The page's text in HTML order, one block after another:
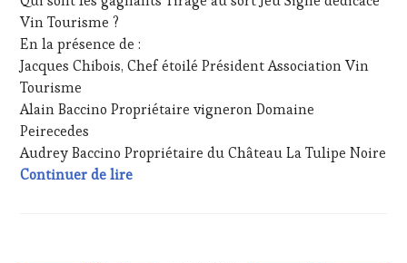
TOURISM
TOUR
MOVIE,
WINETASTINGVOUCHER.COM
Vin Tourisme ?
En la présence de :
Jacques Chibois, Chef étoilé Président Association Vin
Tourisme
Alain Baccino Propriétaire vigneron Domaine
Peirecedes
Audrey Baccino Propriétaire du Château La Tulipe Noire
Continuer de lireTirage au sort « Signés et dédicacés »